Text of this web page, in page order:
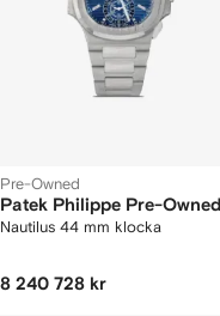
Pre-Owned
Patek Philippe Pre-Owned
Nautilus 44 mm klocka
8 240 728 kr